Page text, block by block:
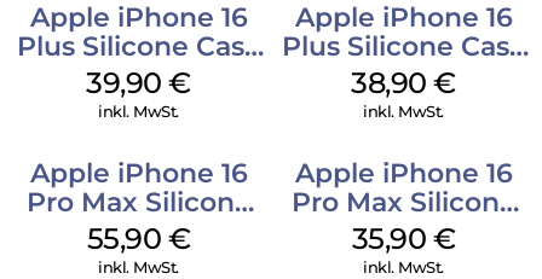
Apple iPhone 16
Plus Silicone Case
MagSafe Plum
39,90€
inkl. MwSt.
Apple iPhone 16
Plus Silicone Case
MagSafe Denim
38,90€
inkl. MwSt.
Apple iPhone 16
Pro Max Silicone
Case MagSafe
Stone Gray
55,90 €
inkl. MwSt.
Apple iPhone 16
Pro Max Silicone
Case MagSafe
Denim
35,90 €
inkl. MwSt.